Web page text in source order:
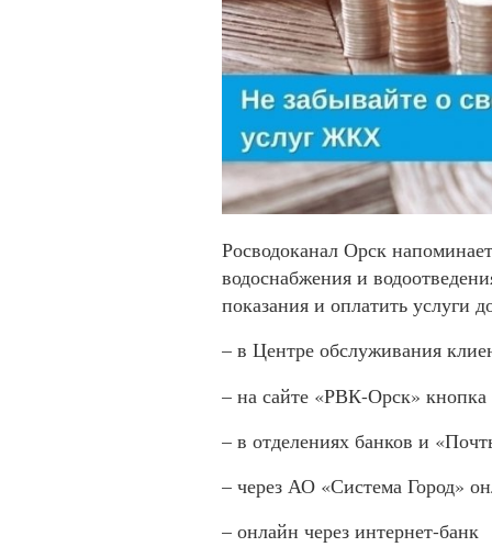
Росводоканал Орск
водоснабжения и
показания и оплатить услуги
– в Центре обслуживания
– на сайте «РВК-Орск» кнопка
– в отделениях банков и
– через АО «Система Город»
– онлайн через интернет-банк